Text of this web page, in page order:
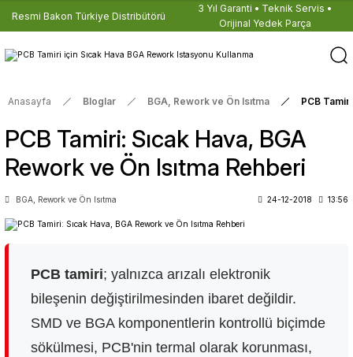
Resmi Bakon Türkiye Distribütörü
3 Yıl Garanti • Teknik Servis •
Orijinal Yedek Parça
Anasayfa Bloglar BGA, Rework ve Ön Isıtma PCB
PCB Tamiri: Sıcak Hava, BGA
Rework ve Ön Isıtma Rehberi
BGA, Rework ve Ön Isıtma 24-12-2018 13:56
PCB tamiri; yalnızca arızalı elektronik
bileşenin değiştirilmesinden ibaret değildir.
SMD ve BGA komponentlerin kontrollü biçimde
sökülmesi, PCB'nin termal olarak korunması,